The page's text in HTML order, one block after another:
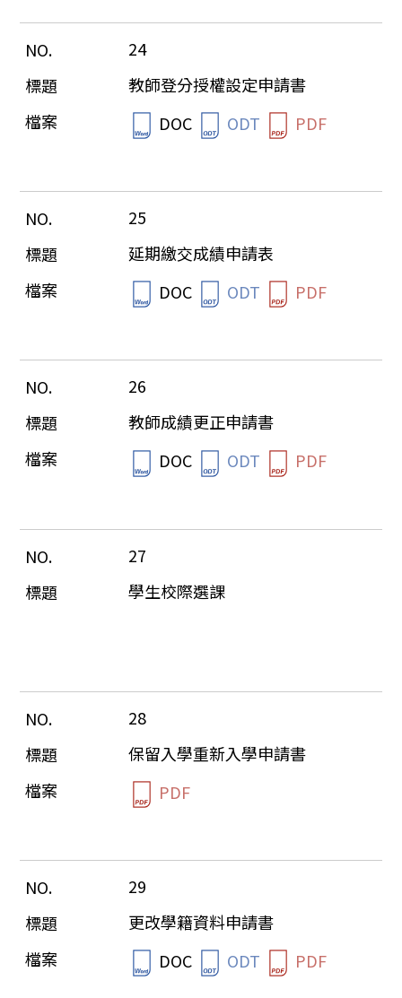
24
教師登分授權設定申請書
DOC
ODT PDF
25
延期繳交成績申請表
DOC
ODT PDF
26
教師成績更正申請書
DOC
ODT PDF
27
學生校際選課
28
保留入學重新入學申請書
PDF
29
更改學籍資料申請書
DOC
ODT PDF